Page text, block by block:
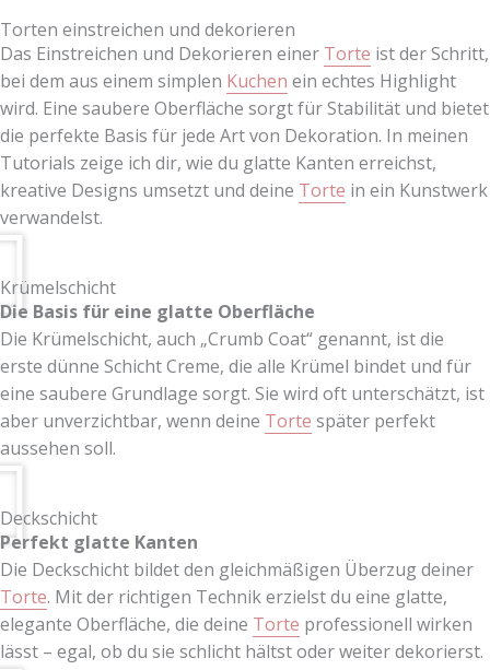
Torten einstreichen und dekorieren
Das Einstreichen und Dekorieren einer Torte ist der Schritt,
bei dem aus einem simplen Kuchen ein echtes Highlight
wird. Eine saubere Oberfläche sorgt für Stabilität und bietet
die perfekte Basis für jede Art von Dekoration. In meinen
Tutorials zeige ich dir, wie du glatte Kanten erreichst,
kreative Designs umsetzt und deine Torte in ein Kunstwerk
verwandelst.
Krümelschicht
Die Basis für eine glatte Oberfläche
Die Krümelschicht, auch „Crumb Coat“ genannt, ist die
erste dünne Schicht Creme, die alle Krümel bindet und für
eine saubere Grundlage sorgt. Sie wird oft unterschätzt, ist
aber unverzichtbar, wenn deine Torte später perfekt
aussehen soll.
Deckschicht
Perfekt glatte Kanten
Die Deckschicht bildet den gleichmäßigen Überzug deiner
Torte. Mit der richtigen Technik erzielst du eine glatte,
elegante Oberfläche, die deine Torte professionell wirken
lässt – egal, ob du sie schlicht hältst oder weiter dekorierst.